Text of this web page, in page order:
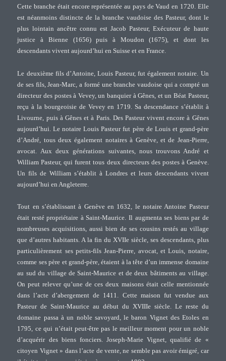
Cette branche était encore représentée au pays de Vaud en 1720. Elle
est néanmoins distincte de la branche vaudoise des Pasteur, dont le
plus lointain ancêtre connu est Jacob Pasteur, Exécuteur de haute
justice à Bienne (1656) puis à Moudon (1675), et dont les
descendants vivent aujourd’hui en Suisse et en France.
Le deuxième fils d’Antoine, Louis Pasteur, fut également notaire. Un
de ses fils, Jean-Marc, a formé une branche vaudoise qui a compté un
directeur des postes à Vevey, un banquier à Gênes, et un Béat Pasteur,
reçu à la bourgeoisie de Vevey en 1719. Sa descendance s’établit à
Livourne, puis à Gênes et à Paris. Des Pasteur vivent encore à Gênes
aujourd’hui. Le notaire Louis Pasteur fut père de Louis et grand-père
d’André, tous deux également notaires à Genève, et de Jean-Pierre,
avocat. Aux deux générations suivantes, nous trouvons André et
William Pasteur, qui furent tous deux directeurs des postes à Genève.
Un fils de William s’établit à Londres et leurs descendants vivent
aujourd’hui en Angleterre.
Tout en s’établissant à Genève en 1632, le notaire Antoine Pasteur
était resté propriétaire à Saint-Maurice. Il augmenta ses biens par de
nombreuses acquisitions, aussi bien de ses cousins restés au village
que d’autres habitants. A la fin du XVIIe siècle, ses descendants, plus
particulièrement ses petits-fils Jean-Pierre, avocat, et Louis, notaire,
comme ses père et grand-père, étaient à la tête d’un immense domaine
au sud du village de Saint-Maurice et de deux bâtiments au village.
On peut relever qu’une de ces deux maisons était celle mentionnée
dans l’acte d’abergement de 1411. Cette maison fut vendue aux
Pasteur de Saint-Maurice au début du XVIIIe siècle. Le reste du
domaine passa à un noble savoyard, le baron Vignet des Etoles en
1795, ce qui n’était peut-être pas le meilleur moment pour un noble
d’acquérir des biens fonciers. Joseph-Marie Vignet, qualifié de «
citoyen Vignet » dans l’acte de vente, ne semble pas avoir émigré, car